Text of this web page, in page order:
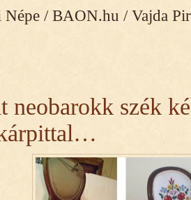
Népe / BAON.hu / Vajda
neobarokk szék